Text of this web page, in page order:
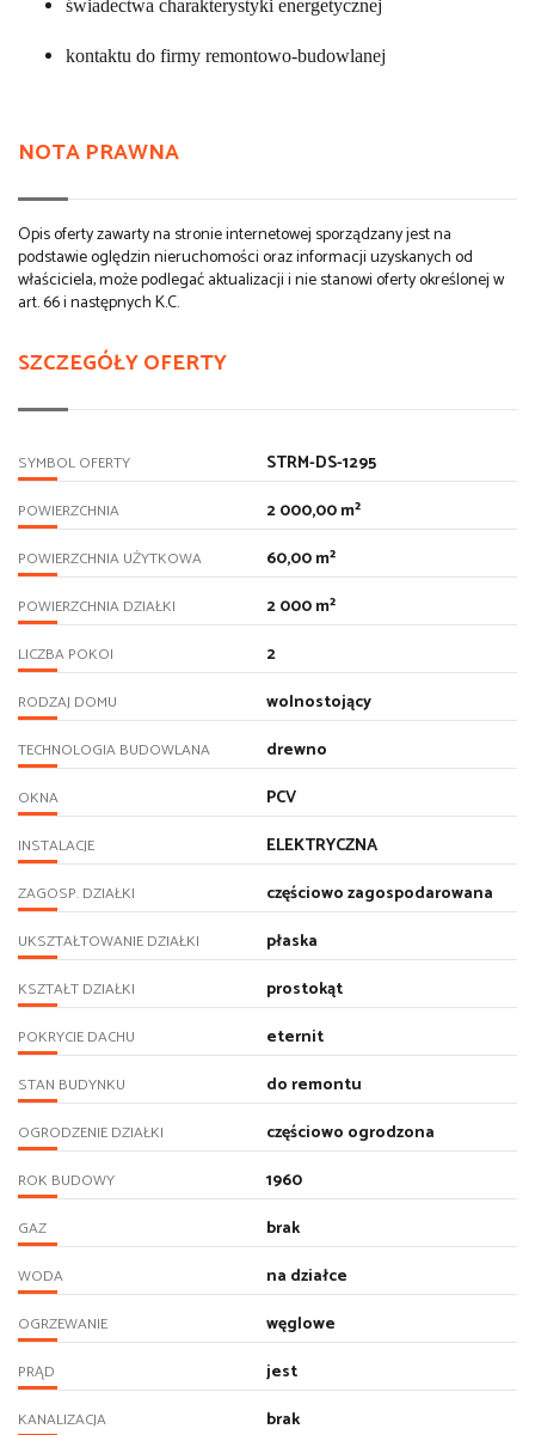
świadectwa charakterystyki energetycznej
kontaktu do firmy remontowo-budowlanej
NOTA PRAWNA
Opis oferty zawarty na stronie internetowej sporządzany jest na
podstawie oględzin nieruchomości oraz informacji uzyskanych od
właściciela, może podlegać aktualizacji i nie stanowi oferty określonej w
art. 66 i następnych K.C.
SZCZEGÓŁY OFERTY
SYMBOL OFERTY STRM-DS-1295
POWIERZCHNIA 2 000,00 m²
POWIERZCHNIA UŻYTKOWA 60,00 m²
POWIERZCHNIA DZIAŁKI 2 000 m²
LICZBA POKOI 2
RODZAJ DOMU wolnostojący
TECHNOLOGIA BUDOWLANA drewno
OKNA PCV
INSTALACJE ELEKTRYCZNA
ZAGOSP. DZIAŁKI częściowo zagospodarowana
UKSZTAŁTOWANIE DZIAŁKI płaska
KSZTAŁT DZIAŁKI prostokąt
POKRYCIE DACHU eternit
STAN BUDYNKU do remontu
OGRODZENIE DZIAŁKI częściowo ogrodzona
ROK BUDOWY 1960
GAZ brak
WODA na działce
OGRZEWANIE węglowe
PRĄD jest
KANALIZACJA brak